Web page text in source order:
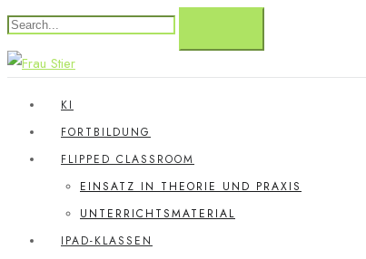
KI
FORTBILDUNG
FLIPPED CLASSROOM
EINSATZ IN THEORIE UND PRAXIS
UNTERRICHTSMATERIAL
IPAD-KLASSEN